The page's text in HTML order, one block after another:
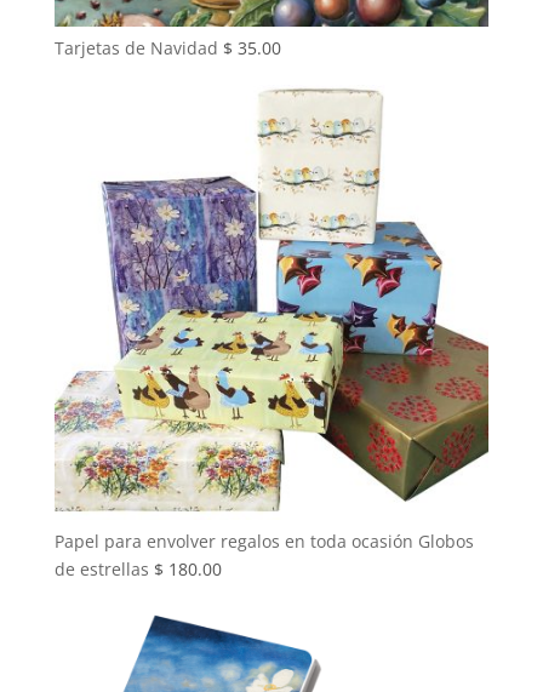
Tarjetas de Navidad $ 35.00
Papel para envolver regalos en toda ocasión Globos
de estrellas $ 180.00